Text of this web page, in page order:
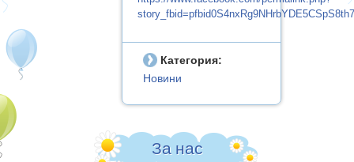
Нормативна уредба
РАБОТА НА ДЕТСКАТА
ГРАДИНА В УСЛОВИЯТА НА
ПРИЕМ УЧЕБНА 2026/2027
Категория:
Новини
За нас